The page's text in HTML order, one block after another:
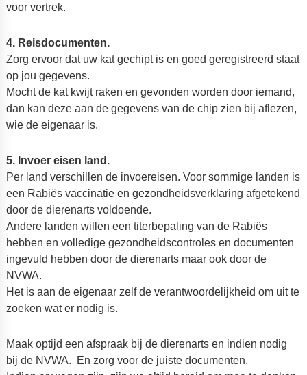
voor vertrek.
4. Reisdocumenten.
Zorg ervoor dat uw kat gechipt is en goed geregistreerd staat
op jou gegevens.
Mocht de kat kwijt raken en gevonden worden door iemand,
dan kan deze aan de gegevens van de chip zien bij aflezen,
wie de eigenaar is.
5. Invoer eisen land.
Per land verschillen de invoereisen. Voor sommige landen is
een Rabiës vaccinatie en gezondheidsverklaring afgetekend
door de dierenarts voldoende.
Andere landen willen een titerbepaling van de Rabiës
hebben en volledige gezondheidscontroles en documenten
ingevuld hebben door de dierenarts maar ook door de
NVWA.
Het is aan de eigenaar zelf de verantwoordelijkheid om uit te
zoeken wat er nodig is.
Maak optijd een afspraak bij de dierenarts en indien nodig
bij de NVWA. En zorg voor de juiste documenten.